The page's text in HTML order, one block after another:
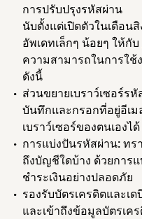
การปรับปรุงรหัสผ่าน
นับตั้งแต่เปิดตัวในเดือน
อัพเดทเล็กๆ น้อยๆ ให้กับ
ความสามารถในการใช้
ดังนี้
ส่วนขยายเบราว์เซอร์ร
บันทึกและกรอกที่อยู่อีเม
เบราว์เซอร์ของตนเองได้
การแบ่งปันรหัสผ่าน: ทร
ถึงบัญชีใดบ้าง ด้วยการ
ชำระเงินอย่างปลอดภัย
รองรับบัตรเครดิตและเด
และเข้าถึงข้อมูลบัตรเค